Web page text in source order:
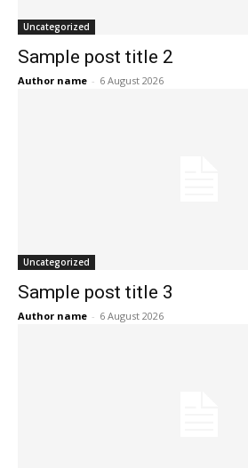
Uncategorized
Sample post title 2
Author name - 6 August 2026
Uncategorized
Sample post title 3
Author name - 6 August 2026